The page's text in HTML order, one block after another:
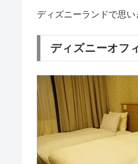
ディズニーランドで思
ディズニーオフ